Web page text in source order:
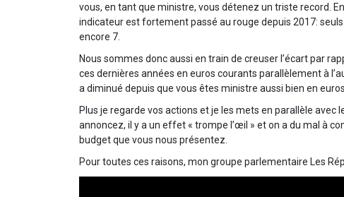
vous, en tant que ministre, vous détenez un triste record.
indicateur est fortement passé au rouge depuis 2017: seuls
encore 7.
Nous sommes donc aussi en train de creuser l’écart par
ces dernières années en euros courants parallèlement à
a diminué depuis que vous êtes ministre aussi bien en
Plus je regarde vos actions et je les mets en parallèle
annoncez, il y a un effet « trompe l’œil » et on a du mal à
budget que vous nous présentez.
Pour toutes ces raisons, mon groupe parlementaire Les